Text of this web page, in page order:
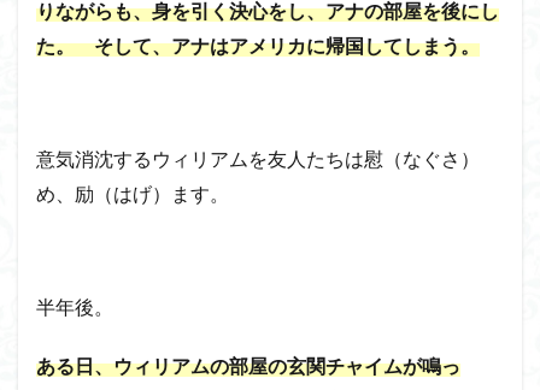
りながらも、身を引く決心をし、アナの部屋を後にし
た。 そして、アナはアメリカに帰国してしまう。
意気消沈するウィリアムを友人たちは慰（なぐさ）
め、励（はげ）ます。
半年後。
ある日、ウィリアムの部屋の玄関チャイムが鳴っ